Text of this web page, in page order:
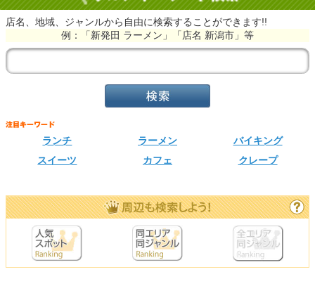
店名、地域、ジャンルから自由に検索することができます!!
例：「新発田 ラーメン」「店名 新潟市」等
ランチ ラーメン
バイキング
スイーツ
カフェ クレープ